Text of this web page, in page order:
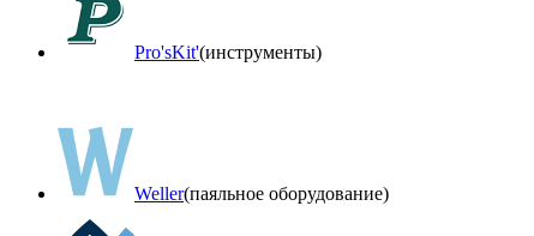
Pro'sKit'(инструменты)
Weller(паяльное оборудование)